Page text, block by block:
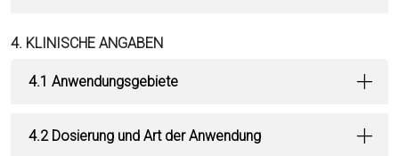
4. KLINISCHE ANGABEN
4.1 Anwendungsgebiete
4.2 Dosierung und Art der Anwendung